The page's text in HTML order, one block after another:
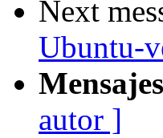
Next
Ubuntu-
autor ]